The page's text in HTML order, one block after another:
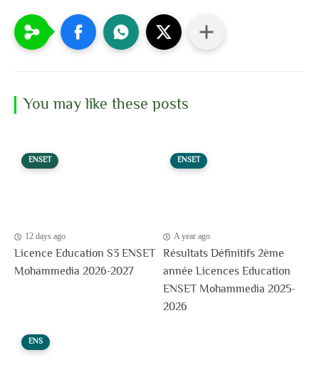
You may like these posts
ENSET
12 days ago
Licence Education S3 ENSET
Mohammedia 2026-2027
ENSET
A year ago
Résultats Définitifs 2ème
année Licences Education
ENSET Mohammedia 2025-
2026
ENS